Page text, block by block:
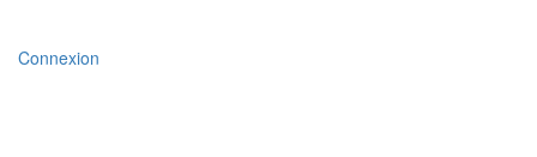
Connexion